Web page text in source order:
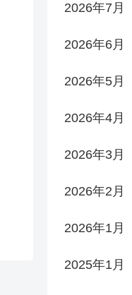
2026年7月
2026年6月
2026年5月
2026年4月
2026年3月
2026年2月
2026年1月
2025年1月